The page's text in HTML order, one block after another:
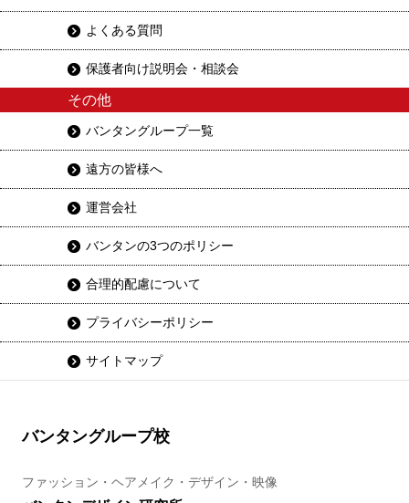
よくある質問
保護者向け説明会・相談会
その他
バンタングループ一覧
遠方の皆様へ
運営会社
バンタンの3つのポリシー
合理的配慮について
プライバシーポリシー
サイトマップ
バンタングループ校
ファッション・ヘアメイク・デザイン・映像